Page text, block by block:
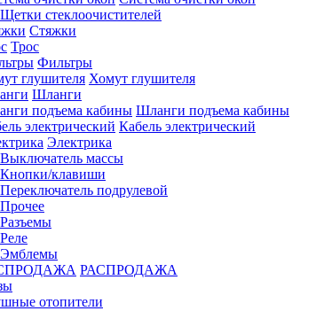
Щетки стеклоочистителей
Стяжки
Трос
Фильтры
Хомут глушителя
Шланги
Шланги подъема кабины
Кабель электрический
Электрика
Выключатель массы
Кнопки/клавиши
Переключатель подрулевой
Прочее
Разъемы
Реле
Эмблемы
РАСПРОДАЖА
отопители